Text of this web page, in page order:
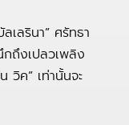
เลรินา” ศรัทธา
ถึงเปลวเพลิง
วิค” เท่านั้นจะ